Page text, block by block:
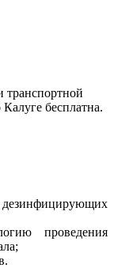
транспортной
бесплатна.
проведения